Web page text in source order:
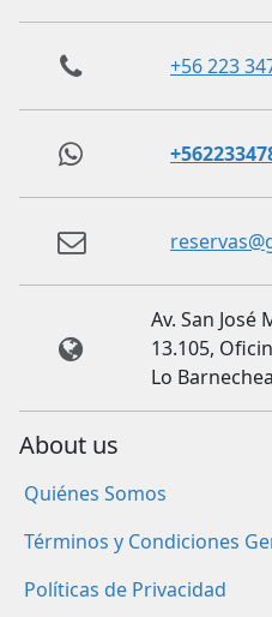
+56 223
Av. San José
13.105,
Lo
About us
Quiénes Somos
Términos y Condiciones
Políticas de Privacidad